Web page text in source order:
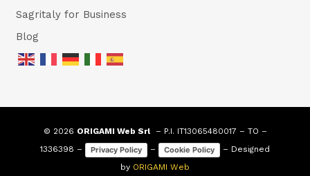
Sagritaly for Business
Blog
© 2026 ORIGAMI Web Srl– P.I. IT13065480017 – TO –
1336398 –
Privacy Policy – Cookie Policy
– Designed
by ORIGAMI Web